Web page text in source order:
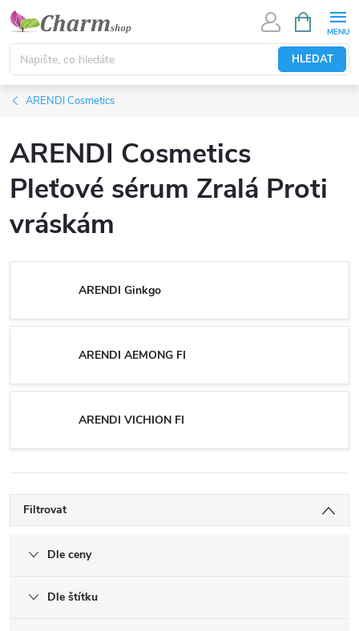
Přejít
obsah
HLEDAT
NÁKUPNÍ
KOŠÍK
ARENDI Cosmetics
ARENDI Cosmetics
Pleťové sérum Zralá Proti
vráskám
ARENDI Ginkgo
ARENDI AEMONG FI
ARENDI VICHION FI
Filtrovat
Dle ceny
Dle štítku